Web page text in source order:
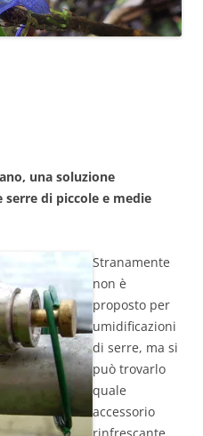
una soluzione
di piccole e medie
Stranamente
non è
proposto per
umidificazioni
di serre, ma si
può trovarlo
quale
accessorio
rinfrescante